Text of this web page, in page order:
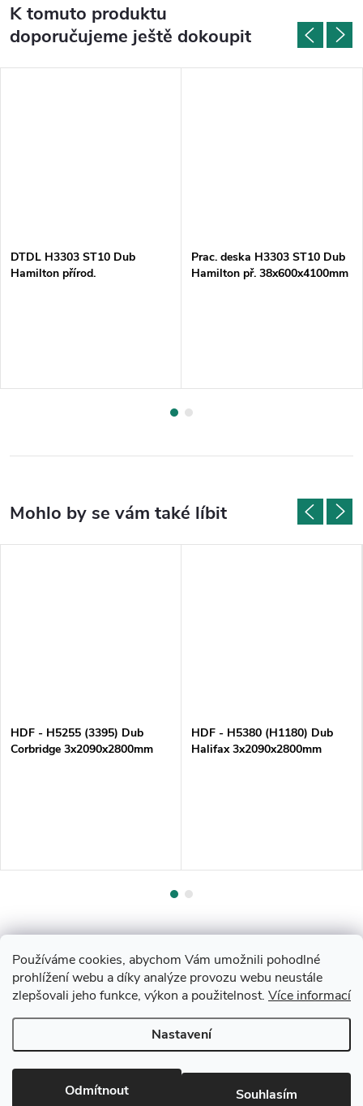
Používáme cookies, abychom Vám umožnili pohodlné
prohlížení webu a díky analýze provozu webu neustále
zlepšovali jeho funkce, výkon a použitelnost. Více informací
Nastavení
Odmítnout Souhlasím
K tomuto produktu
doporučujeme ještě dokoupit
DTDL H3303 ST10 Dub
Hamilton přírod.
Prac. deska H3303 ST10 Dub
Hamilton př. 38x600x4100mm
HDF - H5255 (3395) Dub
Corbridge 3x2090x2800mm
HDF - H5380 (H1180) Dub
Halifax 3x2090x2800mm
Z
á
Drevobis Horoměřice. Všechna práva vyhrazena.
nastavení cookies